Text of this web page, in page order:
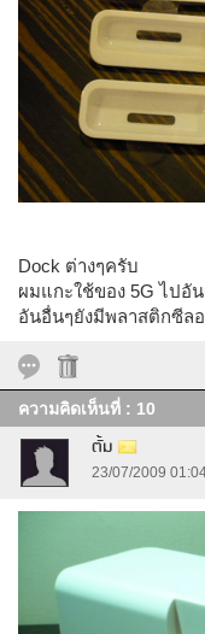
Dock ต่างๆครับ
ผมแกะใช้ของ 5G ไปอั
อันอื่นๆยังมีพลาสติกซีลอ
ความคิดเห็นที่ : 10
ตั้ม
23/07/2009